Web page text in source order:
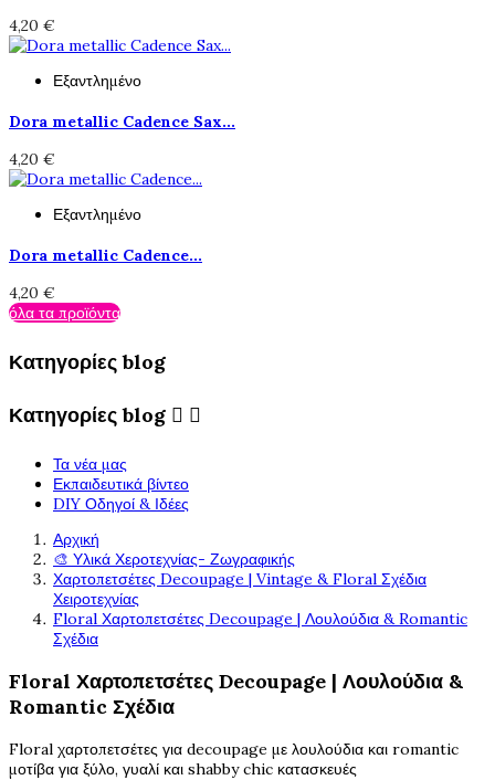
4,20 €
Εξαντλημένο
Dora metallic Cadence Sax...
4,20 €
Εξαντλημένο
Dora metallic Cadence...
4,20 €
όλα τα προϊόντα
Κατηγορίες blog
Κατηγορίες blog  
Τα νέα μας
Εκπαιδευτικά βίντεο
DIY Οδηγοί & Ιδέες
Αρχική
🎨 Υλικά Χεροτεχνίας- Ζωγραφικής
Χαρτοπετσέτες Decoupage | Vintage & Floral Σχέδια
Χειροτεχνίας
Floral Χαρτοπετσέτες Decoupage | Λουλούδια & Romantic
Σχέδια
Floral Χαρτοπετσέτες Decoupage | Λουλούδια &
Romantic Σχέδια
Floral χαρτοπετσέτες για decoupage με λουλούδια και romantic
μοτίβα για ξύλο, γυαλί και shabby chic κατασκευές